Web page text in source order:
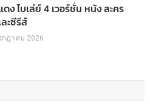
ง ไบเล่ย์ 4 เวอร์ชั่น หนัง ละคร
ะซีรีส์
กฎาคม 2026